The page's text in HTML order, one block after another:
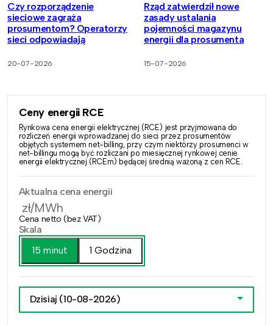
Czy rozporządzenie
sieciowe zagraża
prosumentom? Operatorzy
sieci odpowiadają
20-07-2026
Rząd zatwierdził nowe
zasady ustalania
pojemności magazynu
energii dla prosumenta
15-07-2026
Ceny energii RCE
Rynkowa cena energii elektrycznej (RCE) jest przyjmowana do
rozliczeń energii wprowadzanej do sieci przez prosumentów
objętych systemem net-billing, przy czym niektórzy prosumenci w
net-billingu mogą być rozliczani po miesięcznej rynkowej cenie
energii elektrycznej (RCEm) będącej średnią ważoną z cen RCE.
Aktualna cena energii
zł/MWh
Cena netto (bez VAT)
Skala
15 minut
1 Godzina
Dzisiaj (10-08-2026)